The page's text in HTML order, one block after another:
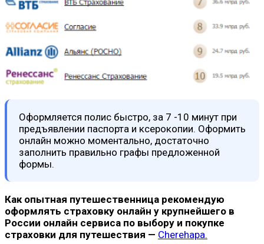
Оформляется полис быстро, за 7 -10 минут при
предъявлении паспорта и ксерокопии. Оформить
онлайн можно моментально, достаточно
заполнить правильно графы предложенной
формы.
Как опытная путешественница рекомендую
оформлять страховку онлайн у крупнейшего в
России онлайн сервиса по выбору и покупке
страховки для путешествия — Cherehapa.